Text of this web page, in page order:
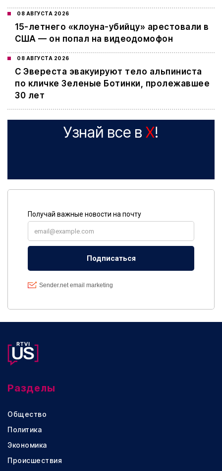
08 АВГУСТА 2026
15-летнего «клоуна-убийцу» арестовали в
США — он попал на видеодомофон
08 АВГУСТА 2026
С Эвереста эвакуируют тело альпиниста
по кличке Зеленые Ботинки, пролежавшее
30 лет
Узнай все в X!
Разделы
Общество
Политика
Экономика
Происшествия